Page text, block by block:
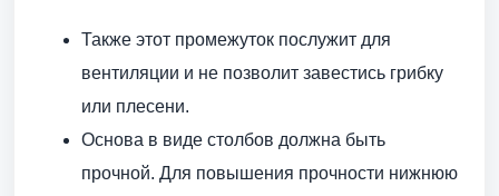
Также этот промежуток послужит для
вентиляции и не позволит завестись грибку
или плесени.
Основа в виде столбов должна быть
прочной. Для повышения прочности нижнюю